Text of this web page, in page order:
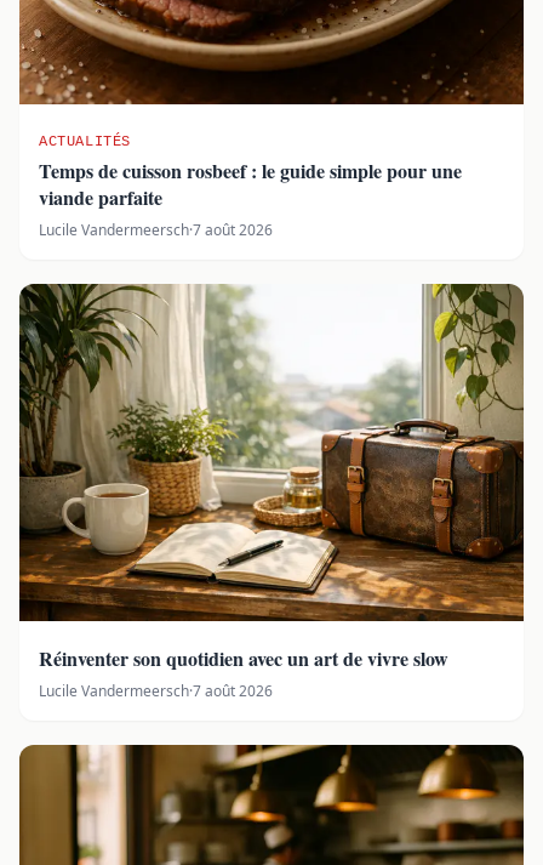
ACTUALITÉS
Temps de cuisson rosbeef : le guide simple pour une
viande parfaite
Lucile Vandermeersch·7 août 2026
Réinventer son quotidien avec un art de vivre slow
Lucile Vandermeersch·7 août 2026